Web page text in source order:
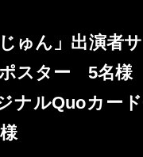
ゅん」出演者
スター 5名様
ナルQuoカー